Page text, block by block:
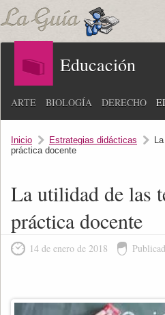
Educación
ARTE BIOLOGÍA DERECHO
Inicio Estrategias didácticas
práctica docente
La utilidad de las
práctica docente
14 de enero de 2018